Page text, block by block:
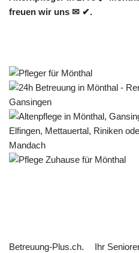
freuen wir uns ✉ ✔.
Betreuung-Plus.ch. Ihr